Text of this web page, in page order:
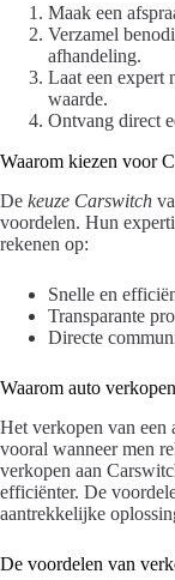
Maak een
Verzamel
afhandeling.
Laat een expert
waarde.
Ontvang direct
Waarom kiezen voor
De keuze Carswitch
voordelen. Hun
rekenen op:
Snelle en
Transparante
Directe
Waarom auto
Het verkopen van een
vooral wanneer men
verkopen aan
efficiënter. De
aantrekkelijke
De voordelen van